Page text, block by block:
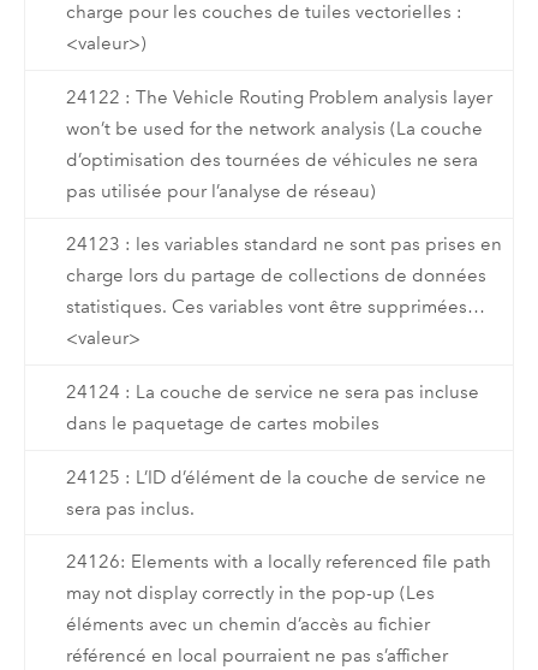
charge pour les couches de tuiles vectorielles :
<valeur>)
24122 : The Vehicle Routing Problem analysis layer
won’t be used for the network analysis (La couche
d’optimisation des tournées de véhicules ne sera
pas utilisée pour l’analyse de réseau)
24123 : les variables standard ne sont pas prises en
charge lors du partage de collections de données
statistiques. Ces variables vont être supprimées…
<valeur>
24124 : La couche de service ne sera pas incluse
dans le paquetage de cartes mobiles
24125 : L’ID d’élément de la couche de service ne
sera pas inclus.
24126: Elements with a locally referenced file path
may not display correctly in the pop-up (Les
éléments avec un chemin d’accès au fichier
référencé en local pourraient ne pas s’afficher